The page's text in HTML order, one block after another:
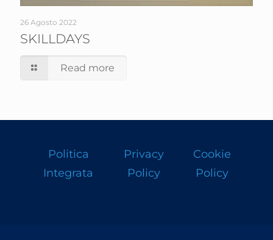
26 Agosto 2022
SKILLDAYS
Read more
Politica
Integrata
Privacy
Policy
Cookie
Policy